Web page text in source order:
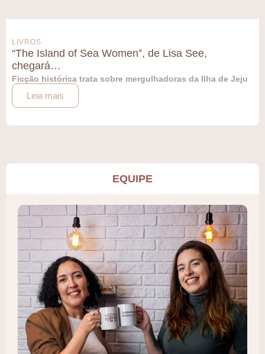
LIVROS
“The Island of Sea Women”, de Lisa See,
chegará…
Ficção histórica trata sobre mergulhadoras da Ilha de Jeju
Leia mais
EQUIPE